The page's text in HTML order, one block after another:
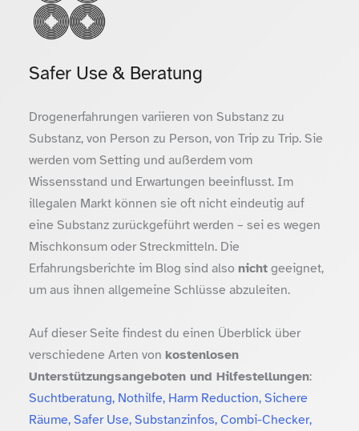
Safer Use & Beratung
Drogenerfahrungen variieren von Substanz zu
Substanz, von Person zu Person, von Trip zu Trip. Sie
werden vom Setting und außerdem vom
Wissensstand und Erwartungen beeinflusst. Im
illegalen Markt können sie oft nicht eindeutig auf
eine Substanz zurückgeführt werden – sei es wegen
Mischkonsum oder Streckmitteln. Die
Erfahrungsberichte im Blog sind also nichtgeeignet,
um aus ihnen allgemeine Schlüsse abzuleiten.
Auf dieser Seite findest du einen Überblick über
verschiedene Arten von kostenlosen
Unterstützungsangeboten und Hilfestellungen:
Suchtberatung, Nothilfe, Harm Reduction, Sichere
Räume, Safer Use, Substanzinfos, Combi-Checker,